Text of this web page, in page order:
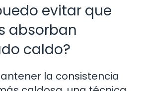
evitar que
absorban
caldo?
la consistencia